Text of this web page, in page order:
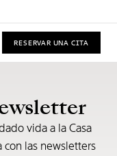
RESERVAR UNA CITA
vida a la Casa
las newsletters